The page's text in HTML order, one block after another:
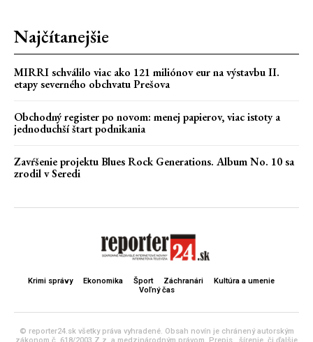
Najčítanejšie
MIRRI schválilo viac ako 121 miliónov eur na výstavbu II.
etapy severného obchvatu Prešova
Obchodný register po novom: menej papierov, viac istoty a
jednoduchší štart podnikania
Zavŕšenie projektu Blues Rock Generations. Album No. 10 sa
zrodil v Seredi
Krimi správy Ekonomika Šport Záchranári
Kultúra a umenie
Voľný čas
© reporter24.sk všetky práva vyhradené. Obsah novín je chránený autorským